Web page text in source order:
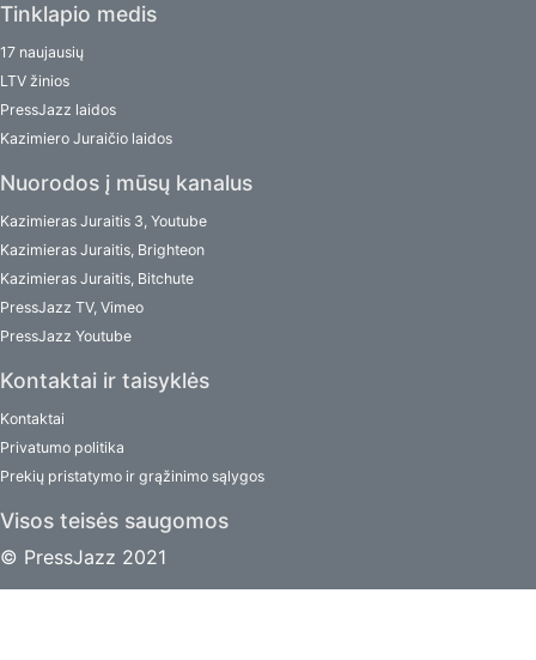
Tinklapio medis
17 naujausių
LTV žinios
PressJazz laidos
Kazimiero Juraičio laidos
Nuorodos į mūsų kanalus
Kazimieras Juraitis 3, Youtube
Kazimieras Juraitis, Brighteon
Kazimieras Juraitis, Bitchute
PressJazz TV, Vimeo
PressJazz Youtube
Kontaktai ir taisyklės
Kontaktai
Privatumo politika
Prekių pristatymo ir grąžinimo sąlygos
Visos teisės saugomos
© PressJazz 2021